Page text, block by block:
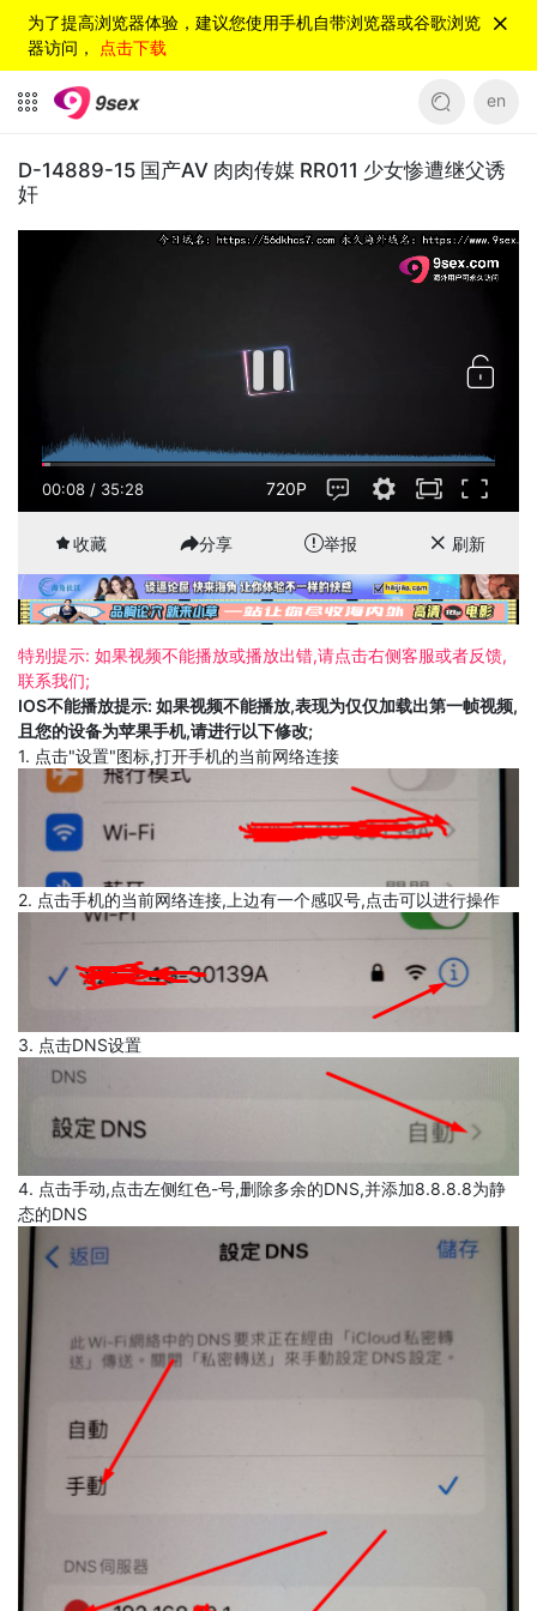
为了提高浏览器体验，建议您使用手机自带浏览器或谷歌浏览
器访问， 点击下载
en
D-14889-15 国产AV 肉肉传媒 RR011 少女惨遭继父诱
奸
00:08 / 35:28 720P
收藏 分享 举报 刷新
特别提示: 如果视频不能播放或播放出错,请点击右侧客服或者反馈,
联系我们;
IOS不能播放提示: 如果视频不能播放,表现为仅仅加载出第一帧视频,
且您的设备为苹果手机,请进行以下修改;
1. 点击"设置"图标,打开手机的当前网络连接
2. 点击手机的当前网络连接,上边有一个感叹号,点击可以进行操作
3. 点击DNS设置
4. 点击手动,点击左侧红色-号,删除多余的DNS,并添加8.8.8.8为静
态的DNS